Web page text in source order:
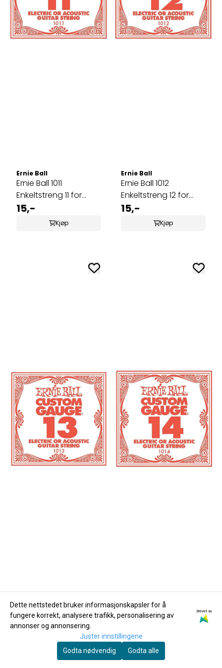
Ernie Ball
Ernie Ball 1011
Enkeltstreng 11 for
elgitar og akustisk
15,-
Kjøp
Ernie Ball
Ernie Ball 1012
Enkeltstreng 12 for
elgitar og akustisk
15,-
Kjøp
Ernie Ball
Ernie Ball 1013
Enkeltstreng 13 for
elgitar og akustisk
Kjøp
Ernie Ball
Ernie Ball 1014
elgitar og akustisk
gitar
15,-
Dette nettstedet bruker informasjonskapsler for å
fungere korrekt, analysere trafikk, personalisering av
annonser og annonsering.
Drevet av
Juster innstillingene
Godta nødvendig
Godta alle